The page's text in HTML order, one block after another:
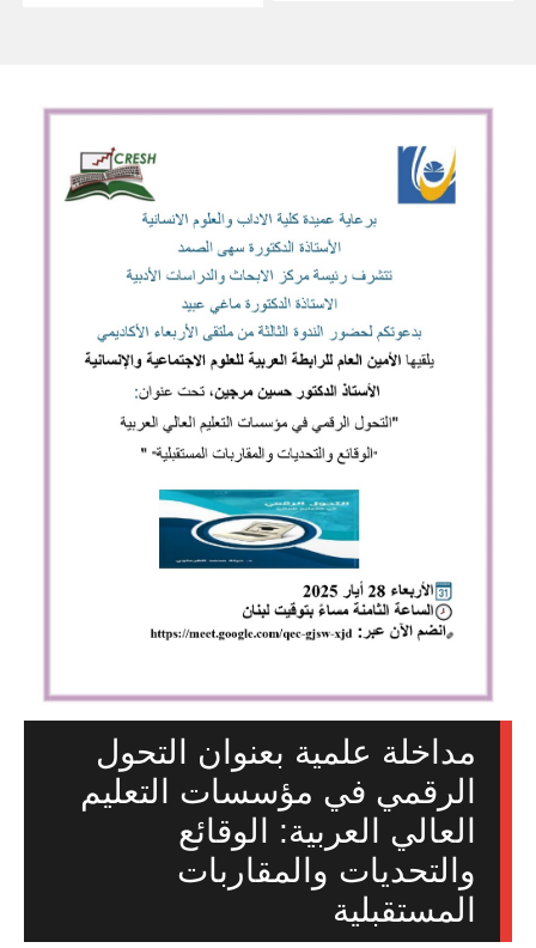
مداخلة علمية بعنوان التحول
الرقمي في مؤسسات التعليم
العالي العربية: الوقائع
والتحديات والمقاربات
المستقبلية